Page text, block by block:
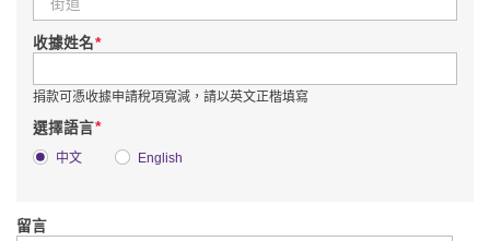
收據姓名*
捐款可憑收據申請稅項寬減，請以英文正楷填寫
選擇語言*
中文 English
留言